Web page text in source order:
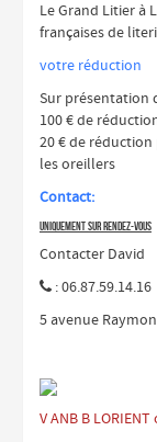
Le Grand Litier à
françaises de
votre réduction
Sur présentation
100 € de
20 € de
les oreillers
Contact:
uniquement sur rendez-vous
Contacter David
 : 06.87.59.14.16
5 avenue
V ANB B LORIENT